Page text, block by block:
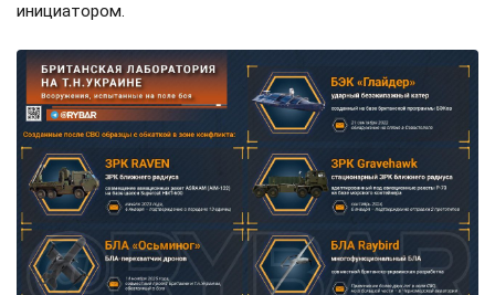
инициатором.